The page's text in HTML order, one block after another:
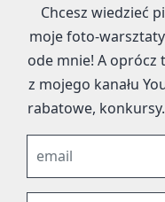
Chcesz wiedzieć
moje foto-
ode mnie! A
z mojego kanału
rabatowe,